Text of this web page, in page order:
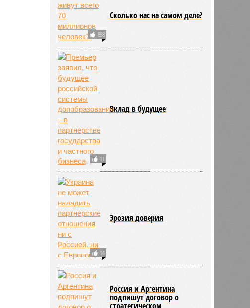
888
Сколько нас на самом деле?
11
Вклад в будущее
14
Эрозия доверия
Россия и Аргентина
подпишут договор о
стратегическом